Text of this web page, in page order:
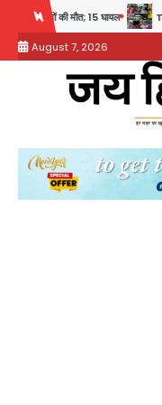
content
की मौत; 15 घायल Thailand
August 7, 2026